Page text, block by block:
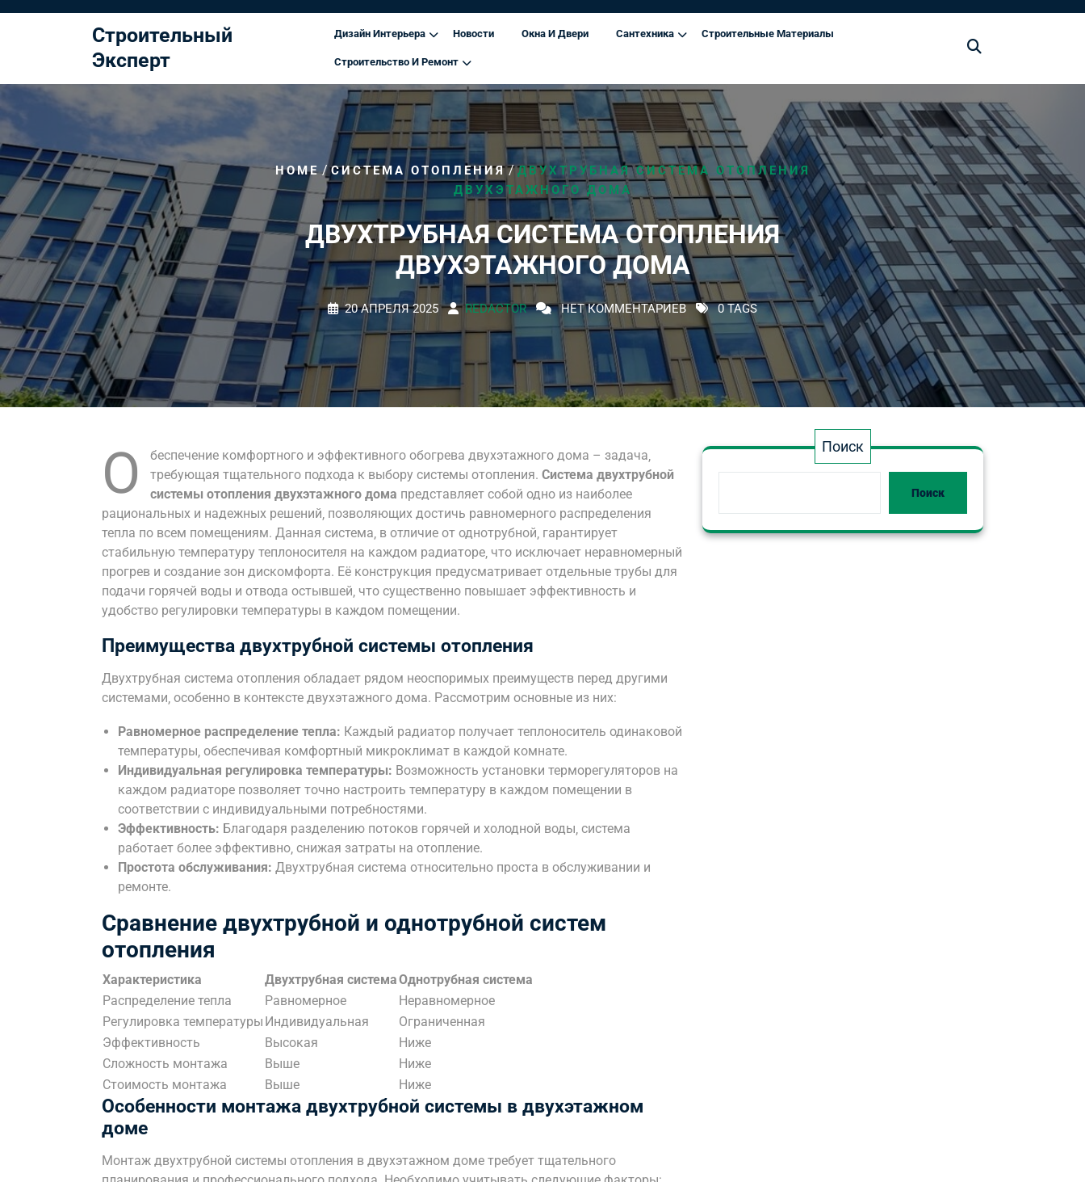
Строительный
Эксперт
Дизайн Интерьера Новости Окна И Двери Сантехника Строительные Материалы
Строительство И Ремонт
HOME/СИСТЕМА ОТОПЛЕНИЯ/ДВУХТРУБНАЯ СИСТЕМА ОТОПЛЕНИЯ
ДВУХЭТАЖНОГО ДОМА
ДВУХТРУБНАЯ СИСТЕМА ОТОПЛЕНИЯ
ДВУХЭТАЖНОГО ДОМА
20 АПРЕЛЯ 2025 REDACTOR НЕТ КОММЕНТАРИЕВ 0 TAGS
О
беспечение комфортного и эффективного обогрева двухэтажного дома – задача‚
требующая тщательного подхода к выбору системы отопления. Система двухтрубной
системы отопления двухэтажного дома представляет собой одно из наиболее
рациональных и надежных решений‚ позволяющих достичь равномерного распределения
тепла по всем помещениям. Данная система‚ в отличие от однотрубной‚ гарантирует
стабильную температуру теплоносителя на каждом радиаторе‚ что исключает неравномерный
прогрев и создание зон дискомфорта. Её конструкция предусматривает отдельные трубы для
подачи горячей воды и отвода остывшей‚ что существенно повышает эффективность и
удобство регулировки температуры в каждом помещении.
Преимущества двухтрубной системы отопления
Двухтрубная система отопления обладает рядом неоспоримых преимуществ перед другими
системами‚ особенно в контексте двухэтажного дома. Рассмотрим основные из них:
Равномерное распределение тепла: Каждый радиатор получает теплоноситель одинаковой
температуры‚ обеспечивая комфортный микроклимат в каждой комнате.
Индивидуальная регулировка температуры: Возможность установки терморегуляторов на
каждом радиаторе позволяет точно настроить температуру в каждом помещении в
соответствии с индивидуальными потребностями.
Эффективность: Благодаря разделению потоков горячей и холодной воды‚ система
работает более эффективно‚ снижая затраты на отопление.
Простота обслуживания: Двухтрубная система относительно проста в обслуживании и
ремонте.
Сравнение двухтрубной и однотрубной систем
отопления
Характеристика Двухтрубная системаОднотрубная система
Распределение тепла
Равномерное
Неравномерное
Регулировка температуры Индивидуальная
Ограниченная
Эффективность
Высокая
Ниже
Сложность монтажа
Выше
Ниже
Стоимость монтажа
Выше Ниже
Особенности монтажа двухтрубной системы в двухэтажном
доме
Монтаж двухтрубной системы отопления в двухэтажном доме требует тщательного
Поиск
Поиск